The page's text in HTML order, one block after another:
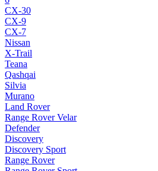
CX-30
CX-9
CX-7
Nissan
X-Trail
Teana
Qashqai
Silvia
Murano
Land Rover
Range Rover Velar
Defender
Discovery
Discovery Sport
Range Rover